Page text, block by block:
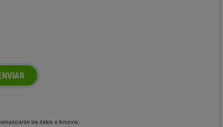
los datos a terceros;